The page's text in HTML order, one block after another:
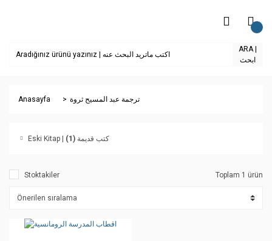
ARA |
ابحث
Anasayfa ترجمة عبد المسيح ثروة
Eski Kitap | كتب قديمة(1)
Stoktakiler Toplam 1 ürün